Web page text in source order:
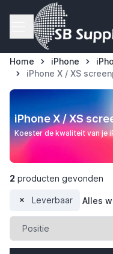
Ga naar de inhoud
Home iPhone
iPhone X / XS
iPhone X / XS
Koester de kwaliteit van je
2 producten gevonden
Leverbaar Alles